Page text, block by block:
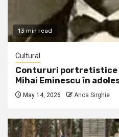
13 min read
Cultural
Contururi portretistice
Mihai Eminescu în
May 14, 2026 Anca Sirghie